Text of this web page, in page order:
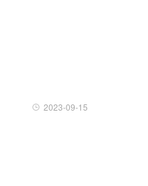
2023-09-15